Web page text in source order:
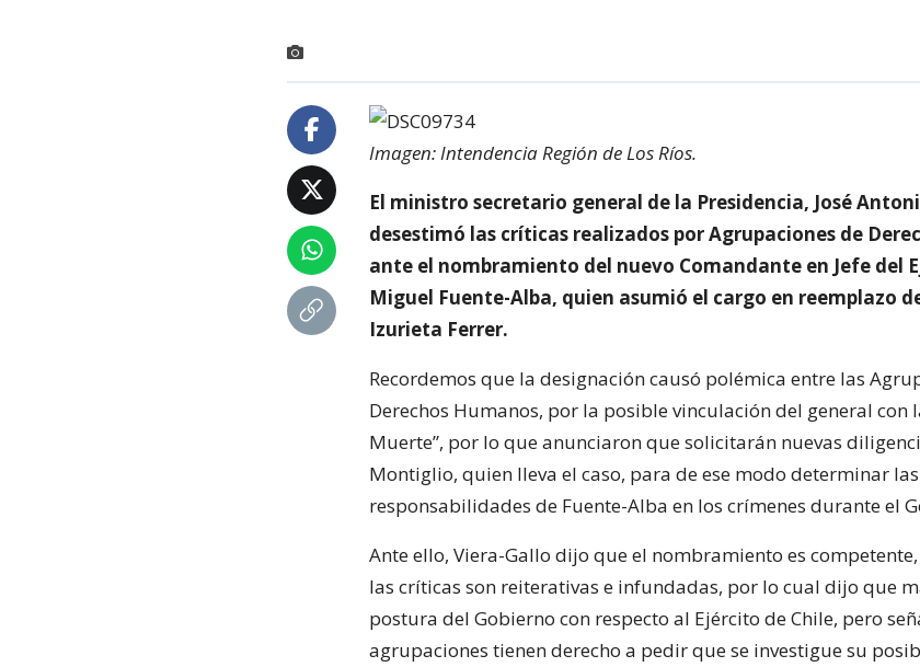
Imagen: Intendencia Región de Los Ríos.
El ministro secretario general de la Presidencia, José
desestimó las críticas realizados por Agrupaciones de
ante el nombramiento del nuevo Comandante en Jefe del
Miguel Fuente-Alba, quien asumió el cargo en reemplazo
Izurieta Ferrer.
Recordemos que la designación causó polémica entre las
Derechos Humanos, por la posible vinculación del general con
Muerte”, por lo que anunciaron que solicitarán nuevas
Montiglio, quien lleva el caso, para de ese modo determinar
responsabilidades de Fuente-Alba en los crímenes durante el
Ante ello, Viera-Gallo dijo que el nombramiento es
las críticas son reiterativas e infundadas, por lo cual dijo que
postura del Gobierno con respecto al Ejército de Chile, pero
agrupaciones tienen derecho a pedir que se investigue su